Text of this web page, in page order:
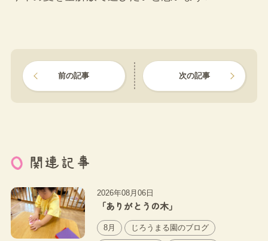
前の記事 次の記事
関連記事
2026年08月06日
「ありがとうの木」
8月 じろうまる園のブログ